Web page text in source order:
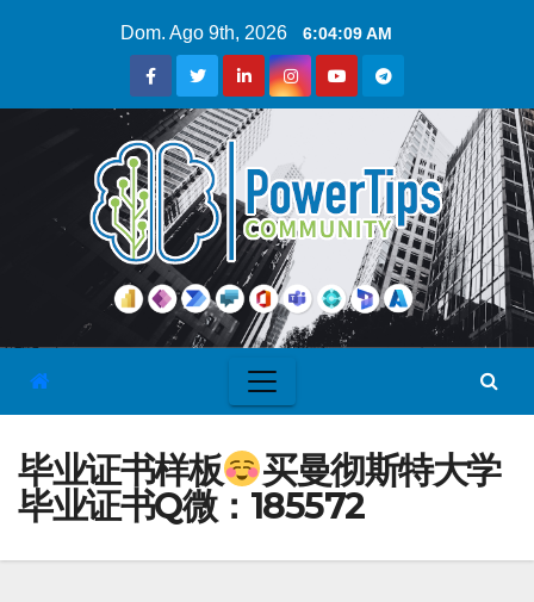
Dom. Ago 9th, 2026 6:04:10 AM
毕业证书样板
买曼彻斯特大学
毕业证书Q微：185572